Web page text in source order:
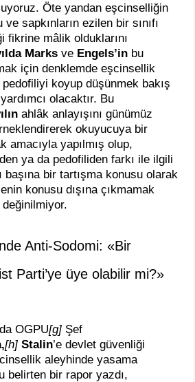
Öte yandan eşcinselliğin
sapkınların ezilen bir sınıfı
fikrine mâlik olduklarını
Marksve Engels’in bu
için denklemde eşcinsellik
koyup düşünmek bakış
olacaktır. Bu
ahlâk anlayışını günümüz
okuyucuya bir
amacıyla yapılmış olup,
ya da pedofiliden farkı ile ilgili
başına bir tartışma konusu olarak
konusu dışına çıkmamak
değinilmiyor.
Anti-Sodomi: «Bir
Parti’ye üye olabilir mi?»
OGPU[g] Şef
[h] Stalin’e devlet güvenliği
aleyhinde yasama
belirten bir rapor yazdı,